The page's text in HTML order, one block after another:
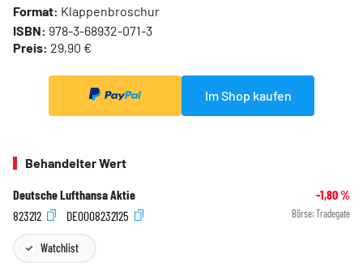
Format: Klappenbroschur
ISBN: 978-3-68932-071-3
Preis: 29,90 €
Im Shop kaufen
Behandelter Wert
Deutsche Lufthansa Aktie -1,80%
823212
DE0008232125 Börse: Tradegate
Watchlist